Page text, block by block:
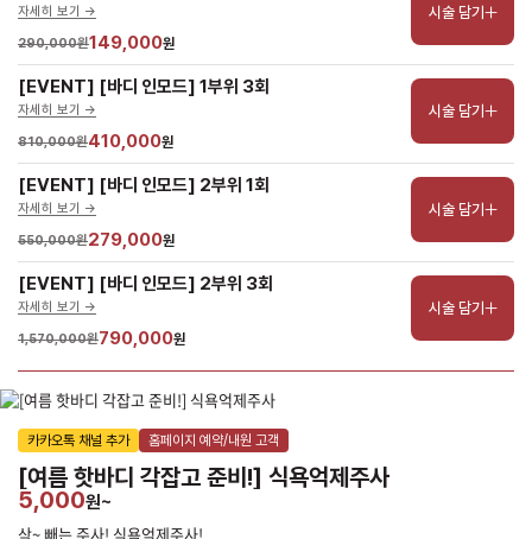
자세히 보기 ->
290,000원149,000원
시술 담기
[EVENT] [바디 인모드] 1부위 3회
자세히 보기 ->
810,000원410,000원
시술 담기
[EVENT] [바디 인모드] 2부위 1회
자세히 보기 ->
550,000원279,000원
시술 담기
[EVENT] [바디 인모드] 2부위 3회
자세히 보기 ->
1,570,000원790,000원
시술 담기
카카오톡 채널 추가 홈페이지 예약/내원 고객
[여름 핫바디 각잡고 준비!] 식욕억제주사
5,000원~
삭~ 빼는 주사! 식욕억제주사!